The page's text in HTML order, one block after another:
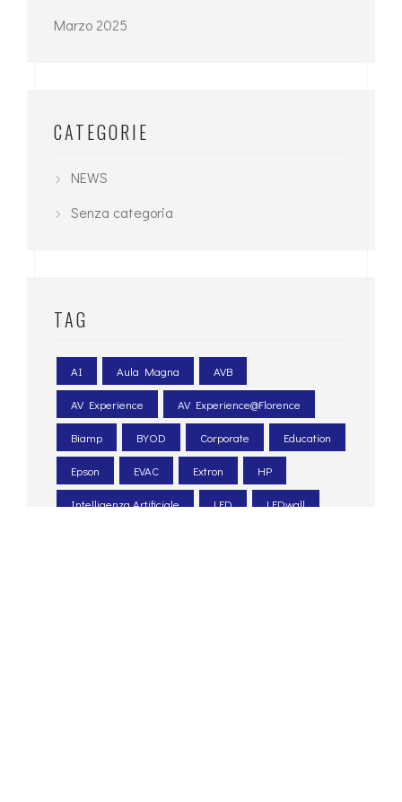
Marzo 2025
CATEGORIE
NEWS
Senza categoria
TAG
AI Aula Magna AVB
AV Experience AV Experience@Florence
Biamp BYOD Corporate Education
Epson EVAC Extron HP
Intelligenza Artificiale LED LEDwall